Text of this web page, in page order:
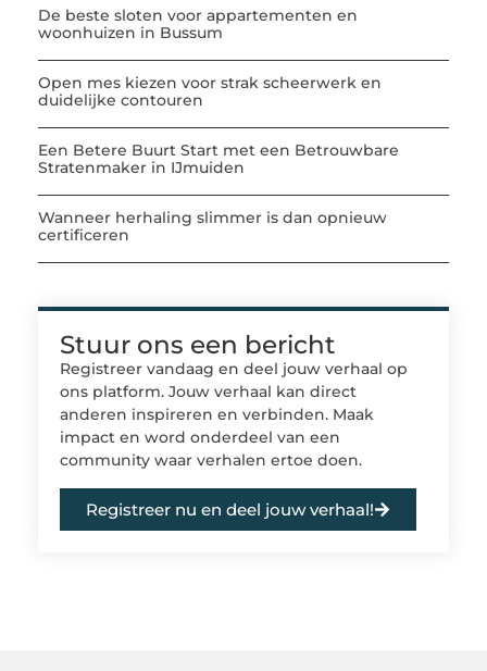
De beste sloten voor appartementen en
woonhuizen in Bussum
Open mes kiezen voor strak scheerwerk en
duidelijke contouren
Een Betere Buurt Start met een Betrouwbare
Stratenmaker in IJmuiden
Wanneer herhaling slimmer is dan opnieuw
certificeren
Stuur ons een bericht
Registreer vandaag en deel jouw verhaal op
ons platform. Jouw verhaal kan direct
anderen inspireren en verbinden. Maak
impact en word onderdeel van een
community waar verhalen ertoe doen.
Registreer nu en deel jouw verhaal!